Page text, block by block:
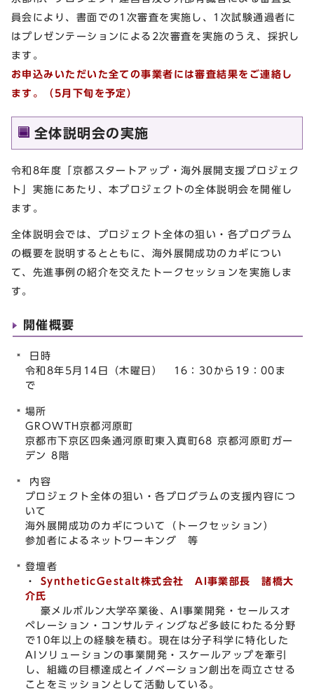
員会により、書面での1次審査を実施し、1次試験通過者に
はプレゼンテーションによる2次審査を実施のうえ、採択し
ます。
お申込みいただいた全ての事業者には審査結果をご連絡し
ます。（5月下旬を予定）
全体説明会の実施
令和8年度「京都スタートアップ・海外展開支援プロジェク
ト」実施にあたり、本プロジェクトの全体説明会を開催し
ます。
全体説明会では、プロジェクト全体の狙い・各プログラム
の概要を説明するとともに、海外展開成功のカギについ
て、先進事例の紹介を交えたトークセッションを実施しま
す。
開催概要
日時
令和8年5月14日（木曜日） 16：30から19：00ま
で
場所
GROWTH京都河原町
京都市下京区四条通河原町東入真町68 京都河原町ガー
デン 8階
内容
プロジェクト全体の狙い・各プログラムの支援内容につ
いて
海外展開成功のカギについて（トークセッション）
参加者によるネットワーキング 等
登壇者
・ SyntheticGestalt株式会社 AI事業部長 諸橋大
介氏
豪メルボルン大学卒業後、AI事業開発・セールスオ
ペレーション・コンサルティングなど多岐にわたる分野
で10年以上の経験を積む。現在は分子科学に特化した
AIソリューションの事業開発・スケールアップを牽引
し、組織の目標達成とイノベーション創出を両立させる
ことをミッションとして活動している。